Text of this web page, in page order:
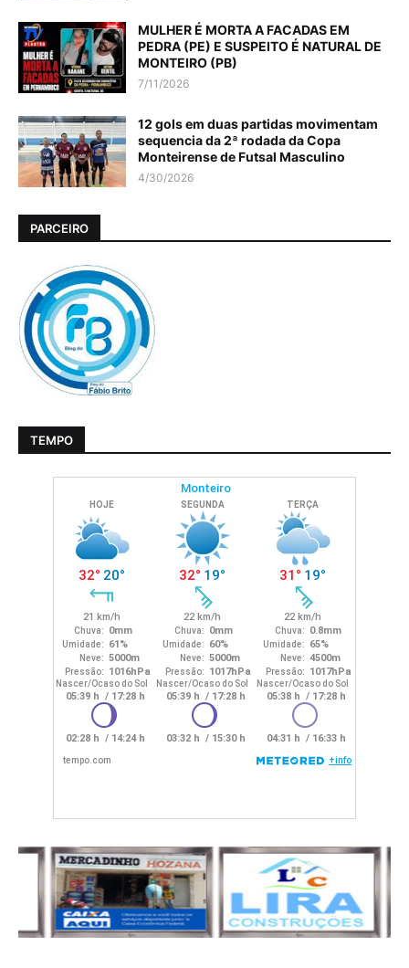
MULHER É MORTA A FACADAS EM
PEDRA (PE) E SUSPEITO É NATURAL DE
MONTEIRO (PB)
7/11/2026
12 gols em duas partidas movimentam
sequencia da 2ª rodada da Copa
Monteirense de Futsal Masculino
4/30/2026
PARCEIRO
TEMPO